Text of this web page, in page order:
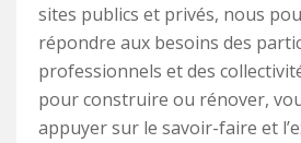
sites publics et privés, nous
répondre aux besoins des
professionnels et des
pour construire ou rénover,
appuyer sur le savoir-faire et